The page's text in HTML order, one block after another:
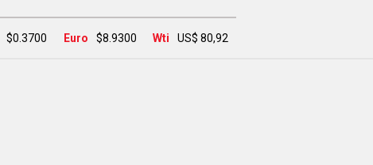
$0.3700 Euro $8.9300 Wti US$ 80,92